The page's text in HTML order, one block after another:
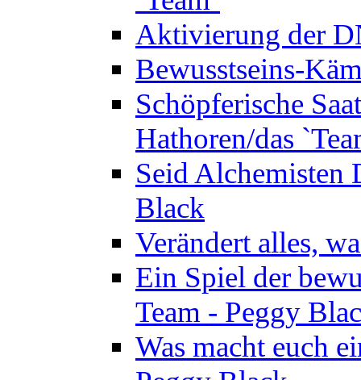
Aktivierung der
Bewusstseins-
Schöpferische
Hathoren/das
Seid Alchemisten
Black
Verändert alles,
Ein Spiel der
Team - Peggy
Was macht euch